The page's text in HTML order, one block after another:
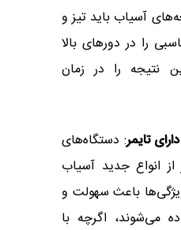
آسیاب باید تیز و
را در دورهای بالا
نتیجه را در زمان
تایمر: دستگاه‌های
انواع جدید آسیاب
باعث سهولت و
می‌شوند، اگرچه با